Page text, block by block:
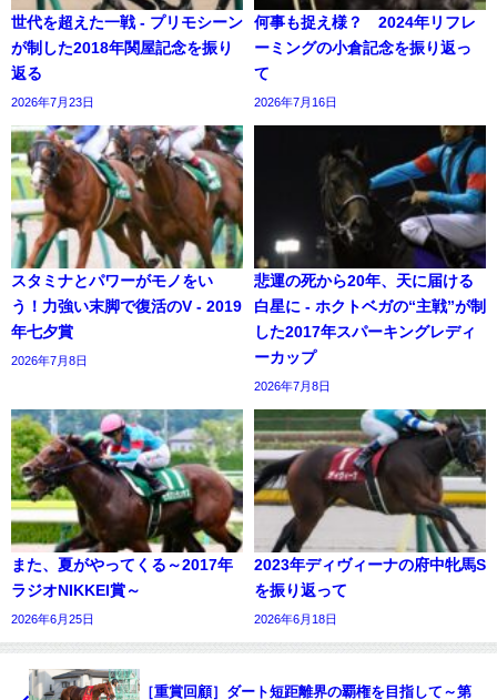
世代を超えた一戦 - プリモシーン
が制した2018年関屋記念を振り
返る
2026年7月23日
何事も捉え様？ 2024年リフレ
ーミングの小倉記念を振り返っ
て
2026年7月16日
スタミナとパワーがモノをい
う！力強い末脚で復活のV - 2019
年七夕賞
2026年7月8日
悲運の死から20年、天に届ける
白星に - ホクトベガの“主戦”が制
した2017年スパーキングレディ
ーカップ
2026年7月8日
また、夏がやってくる～2017年
ラジオNIKKEI賞～
2026年6月25日
2023年ディヴィーナの府中牝馬S
を振り返って
2026年6月18日
［重賞回顧］ダート短距離界の覇権を目指して～第